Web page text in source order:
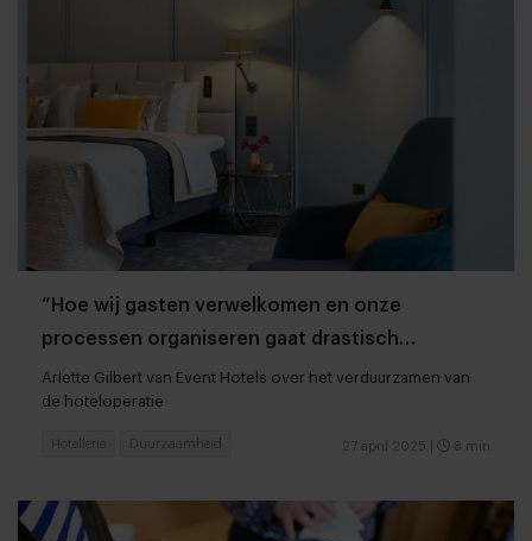
“Hoe wij gasten verwelkomen en onze
processen organiseren gaat drastisch
veranderen”
Arlette Gilbert van Event Hotels over het verduurzamen van
de hoteloperatie
27 april 2025 8 min
Hotellerie Duurzaamheid